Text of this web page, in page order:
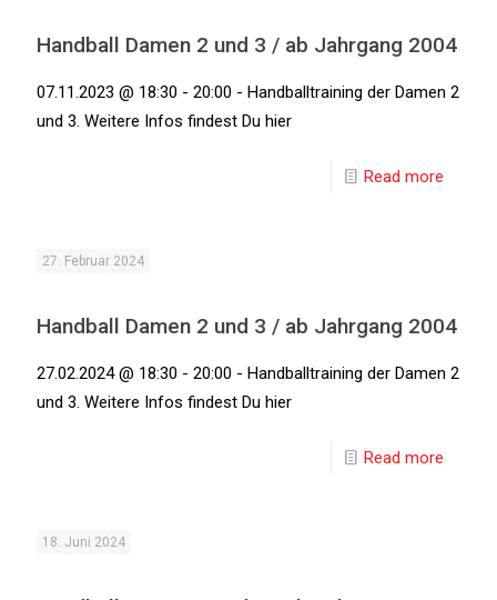
Handball Damen 2 und 3 / ab Jahrgang 2004
07.11.2023 @ 18:30 - 20:00 - Handballtraining der Damen 2
und 3. Weitere Infos findest Du hier
Read more
27. Februar 2024
Handball Damen 2 und 3 / ab Jahrgang 2004
27.02.2024 @ 18:30 - 20:00 - Handballtraining der Damen 2
und 3. Weitere Infos findest Du hier
Read more
18. Juni 2024